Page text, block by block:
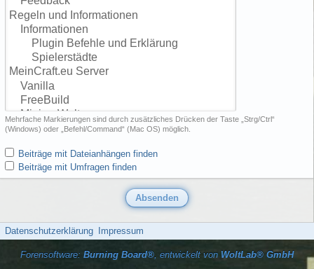
Mehrfache Markierungen sind durch zusätzliches Drücken der Taste „Strg/Ctrl“
(Windows) oder „Befehl/Command“ (Mac OS) möglich.
Beiträge mit Dateianhängen finden
Beiträge mit Umfragen finden
Datenschutzerklärung Impressum
Forensoftware: Burning Board®, entwickelt von WoltLab® GmbH